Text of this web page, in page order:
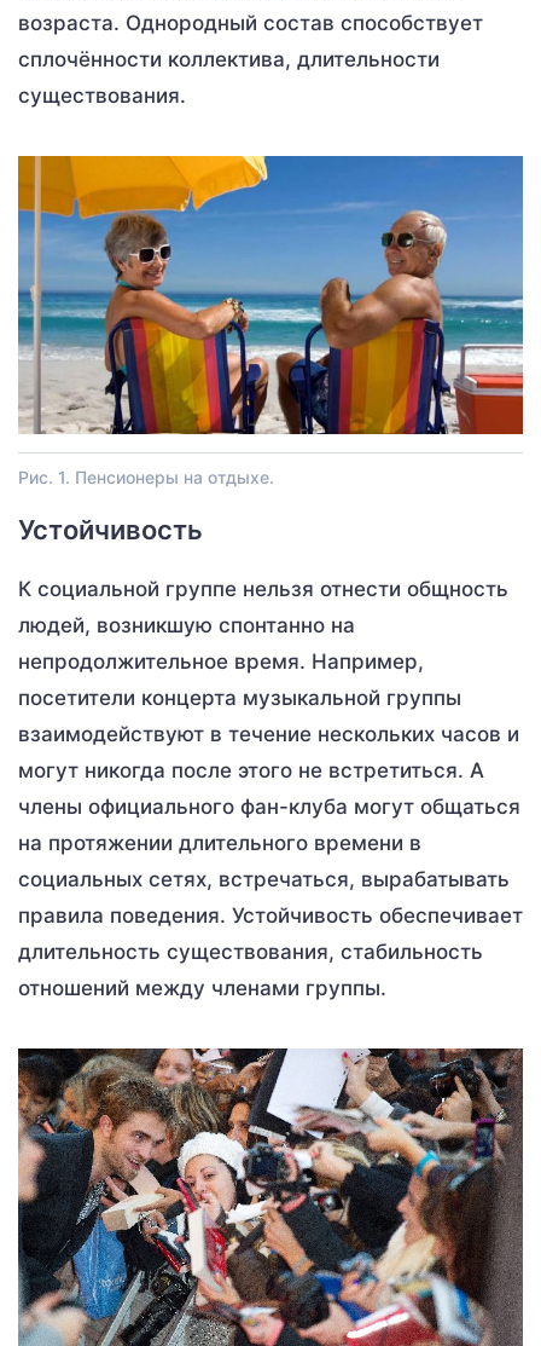
возраста. Однородный состав способствует
сплочённости коллектива, длительности
существования.
Рис. 1. Пенсионеры на отдыхе.
Устойчивость
К социальной группе нельзя отнести общность
людей, возникшую спонтанно на
непродолжительное время. Например,
посетители концерта музыкальной группы
взаимодействуют в течение нескольких часов и
могут никогда после этого не встретиться. А
члены официального фан-клуба могут общаться
на протяжении длительного времени в
социальных сетях, встречаться, вырабатывать
правила поведения. Устойчивость обеспечивает
длительность существования, стабильность
отношений между членами группы.